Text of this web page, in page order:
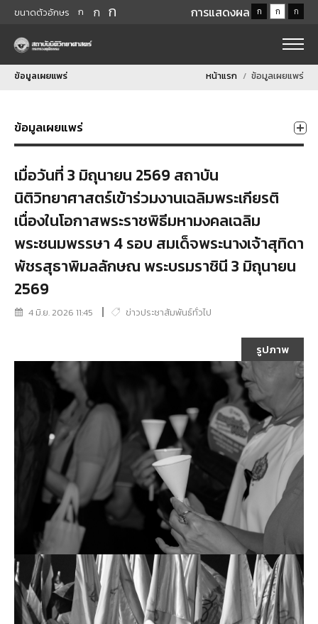
ขนาดตัวอักษร ก ก ก การแสดงผล ก ก ก
ข้อมูลเผยแพร่ หน้าแรก ข้อมูลเผยแพร่
ข้อมูลเผยแพร่
เมื่อวันที่ 3 มิถุนายน 2569 สถาบัน
นิติวิทยาศาสตร์เข้าร่วมงานเฉลิมพระเกียรติ
เนื่องในโอกาสพระราชพิธีมหามงคลเฉลิม
พระชนมพรรษา 4 รอบ สมเด็จพระนางเจ้าสุทิดา
พัชรสุธาพิมลลักษณ พระบรมราชินี 3 มิถุนายน
2569
4 มิ.ย. 2026 11:45 ข่าวประชาสัมพันธ์ทั่วไป
รูปภาพ